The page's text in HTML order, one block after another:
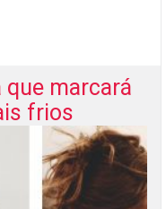
que marcará
frios